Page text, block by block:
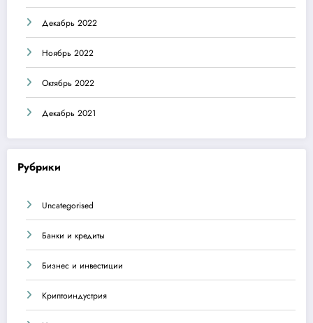
Декабрь 2022
Ноябрь 2022
Октябрь 2022
Декабрь 2021
Рубрики
Uncategorised
Банки и кредиты
Бизнес и инвестиции
Криптоиндустрия